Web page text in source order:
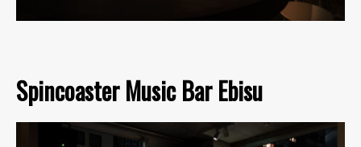
Spincoaster Music Bar Ebisu